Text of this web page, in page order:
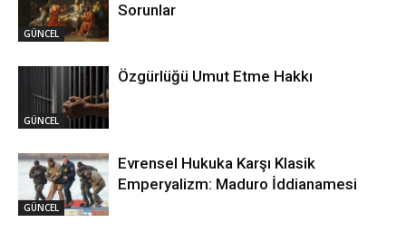
GÜNCEL
Sorunlar
GÜNCEL
Özgürlüğü Umut Etme Hakkı
GÜNCEL
Evrensel Hukuka Karşı Klasik
Emperyalizm: Maduro İddianamesi